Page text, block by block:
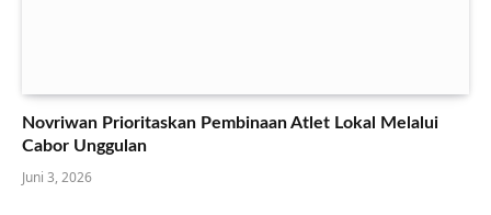
Novriwan Prioritaskan Pembinaan Atlet Lokal Melalui
Cabor Unggulan
Juni 3, 2026